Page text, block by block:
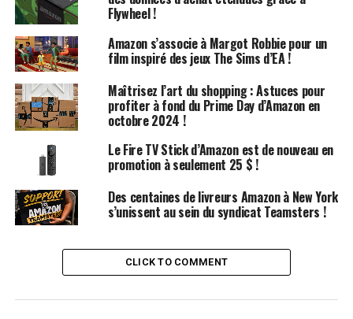
bénéfices. Fin 2022, Business Insider rapportait qu’Alexa
était sur le point de perdre 10 milliards de dollars cette
année-là.
Le WSJ a obtenu le chiffre de 25 milliards de dollars à
partir de « documents internes » et n’a pas pu
déterminer les pertes de la division des appareils avant
ou après la période mentionnée.
Une absence de calendrier de
rentabilité
Le rapport du WSJ fournit des éclaircissements sur les
raisons pour lesquelles la division des appareils a pu
Flywheel !
Amazon s’associe à Margot Robbie pour un
film inspiré des jeux The Sims d’EA !
Maîtrisez l’art du shopping : Astuces pour
profiter à fond du Prime Day d’Amazon en
octobre 2024 !
Le Fire TV Stick d’Amazon est de nouveau en
promotion à seulement 25 $ !
Des centaines de livreurs Amazon à New York
s’unissent au sein du syndicat Teamsters !
CLICK TO COMMENT